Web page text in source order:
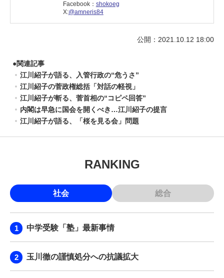
Facebook： shokoeg
X:@amneris84
公開：2021.10.12 18:00
●関連記事
江川紹子が語る、入管行政の“危うさ”
江川紹子の菅政権総括「対話の軽視」
江川紹子が斬る、菅首相の“コピペ回答”
内閣は早急に国会を開くべき…江川紹子の提言
江川紹子が語る、「桜を見る会」問題
RANKING
社会 総合
中学受験「塾」最新事情
玉川徹の謹慎処分への抗議拡大